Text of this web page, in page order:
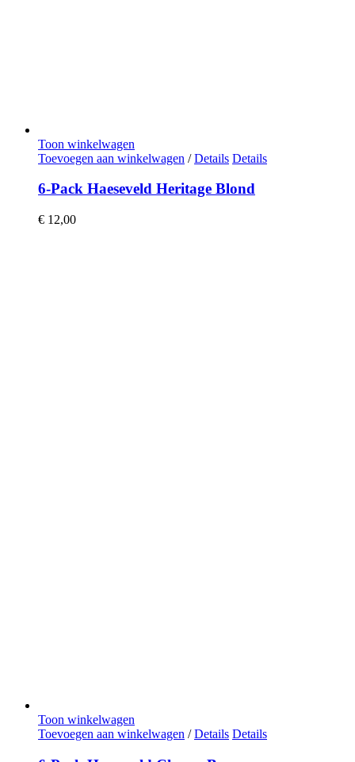
Toon winkelwagen
Toevoegen aan winkelwagen / Details Details
6-Pack Haeseveld Heritage Blond
€ 12,00
Toon winkelwagen
Toevoegen aan winkelwagen / Details Details